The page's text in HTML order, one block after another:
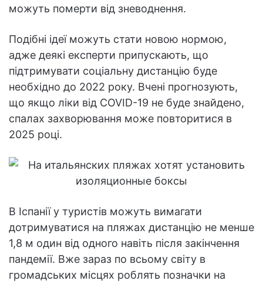
можуть померти від зневоднення.
Подібні ідеї можуть стати новою нормою,
адже деякі експерти припускають, що
підтримувати соціальну дистанцію буде
необхідно до 2022 року. Вчені прогнозують,
що якщо ліки від COVID-19 не буде знайдено,
спалах захворювання може повторитися в
2025 році.
В Іспанії у туристів можуть вимагати
дотримуватися на пляжах дистанцію не менше
1,8 м один від одного навіть після закінчення
пандемії. Вже зараз по всьому світу в
громадських місцях роблять позначки на